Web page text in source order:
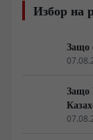
Избор на
Защо
Защо